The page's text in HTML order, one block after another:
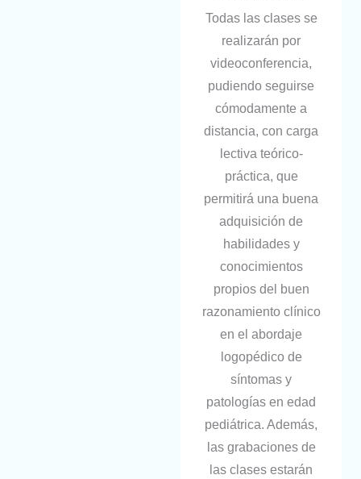
Todas las clases se
realizarán por
videoconferencia,
pudiendo seguirse
cómodamente a
distancia, con carga
lectiva teórico-
práctica, que
permitirá una buena
adquisición de
habilidades y
conocimientos
propios del buen
razonamiento clínico
en el abordaje
logopédico de
síntomas y
patologías en edad
pediátrica. Además,
las grabaciones de
las clases estarán